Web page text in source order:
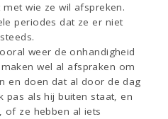
wie ze wil afspreken.
periodes dat ze er niet
weer de onhandigheid
wel al afspraken om
en doen dat al door de dag
pas als hij buiten staat, en
of ze hebben al iets